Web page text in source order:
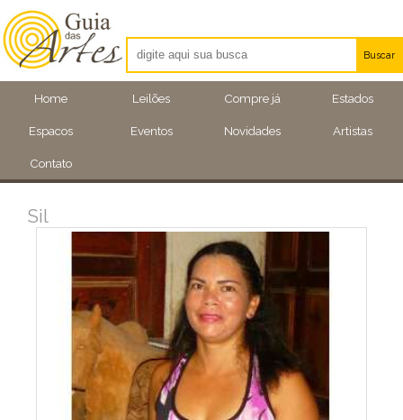
Home Leilões Compre já Estados
Espacos Eventos Novidades Artistas
Contato
Buscar
Artistas
Eventos
Sil